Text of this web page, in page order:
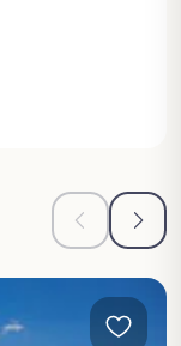
Zur
Zur Zur